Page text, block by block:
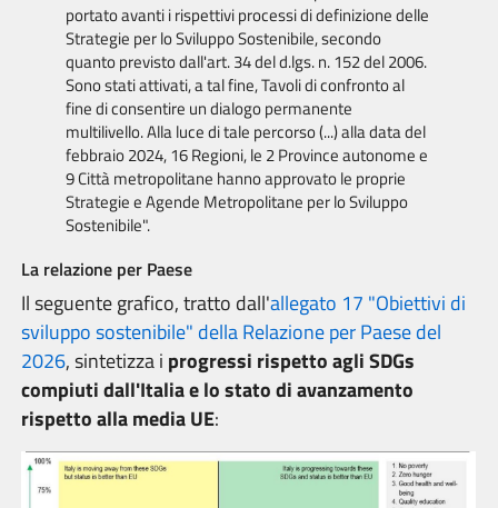
portato avanti i rispettivi processi di definizione delle
Strategie per lo Sviluppo Sostenibile, secondo
quanto previsto dall'art. 34 del d.lgs. n. 152 del 2006.
Sono stati attivati, a tal fine, Tavoli di confronto al
fine di consentire un dialogo permanente
multilivello. Alla luce di tale percorso (...) alla data del
febbraio 2024, 16 Regioni, le 2 Province autonome e
9 Città metropolitane hanno approvato le proprie
Strategie e Agende Metropolitane per lo Sviluppo
Sostenibile".
La relazione per Paese
Il seguente grafico, tratto dall'allegato 17 "Obiettivi di
sviluppo sostenibile" dellaRelazione per Paese del
2026, sintetizza i progressi rispetto agli SDGs
compiuti dall'Italia e lo stato di avanzamento
rispetto alla media UE: